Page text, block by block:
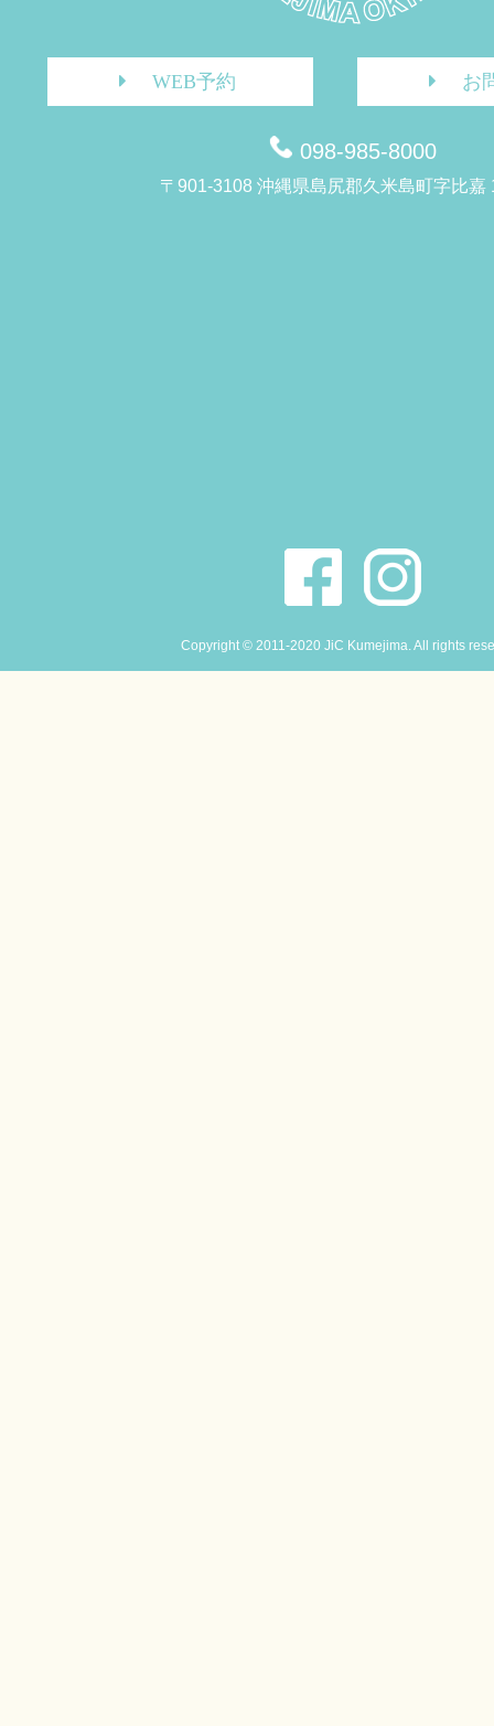
WEB予約 お
098-985-8000
〒901-3108 沖縄県島尻郡久米島町字比嘉
Copyright © 2011-2020 JiC Kumejima. All rights